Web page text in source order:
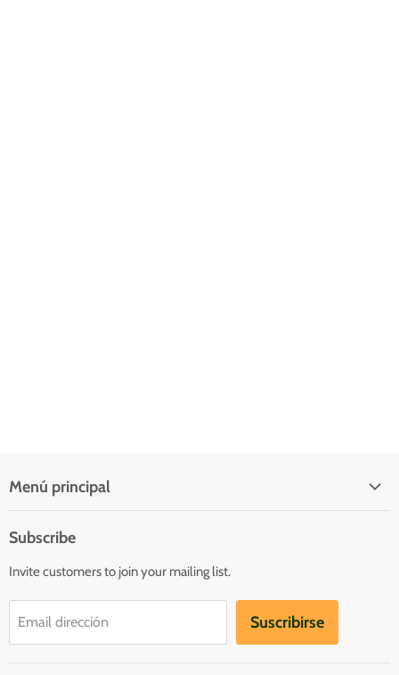
Menú principal
Inicio
Catálogo
Contacto
Subscribe
Invite customers to join your mailing list.
Email dirección Suscribirse